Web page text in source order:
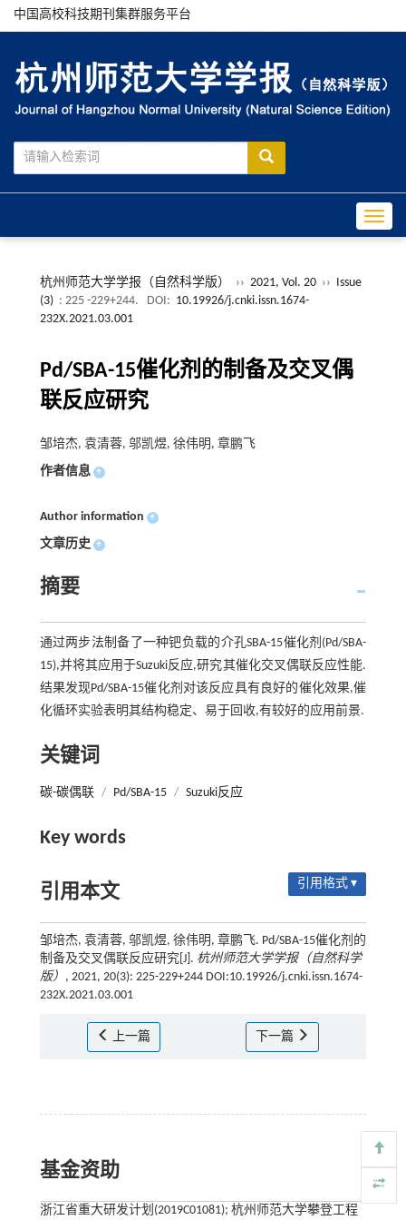
中国高校科技期刊集群服务平台
杭州师范大学学报（自然科学版） ›› 2021, Vol. 20 ›› Issue
(3) : 225 -229+244. DOI: 10.19926/j.cnki.issn.1674-
232X.2021.03.001
Pd/SBA-15催化剂的制备及交叉偶
联反应研究
邹培杰, 袁清蓉, 邬凯煜, 徐伟明, 章鹏飞
作者信息 +
Author information +
文章历史 +
摘要
通过两步法制备了一种钯负载的介孔SBA-15催化剂(Pd/SBA-
15),并将其应用于Suzuki反应,研究其催化交叉偶联反应性能.
结果发现Pd/SBA-15催化剂对该反应具有良好的催化效果,催
化循环实验表明其结构稳定、易于回收,有较好的应用前景.
关键词
碳-碳偶联 / Pd/SBA-15 / Suzuki反应
Key words
引用本文 引用格式 ▾
邹培杰, 袁清蓉, 邬凯煜, 徐伟明, 章鹏飞. Pd/SBA-15催化剂的
制备及交叉偶联反应研究[J]. 杭州师范大学学报（自然科学
版） , 2021, 20(3): 225-229+244 DOI:10.19926/j.cnki.issn.1674-
232X.2021.03.001
上一篇 下一篇
基金资助
浙江省重大研发计划(2019C01081); 杭州师范大学攀登工程